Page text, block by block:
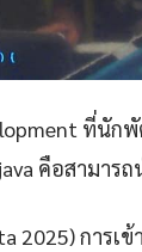
ที่นัก
คือสามาร
การเข้